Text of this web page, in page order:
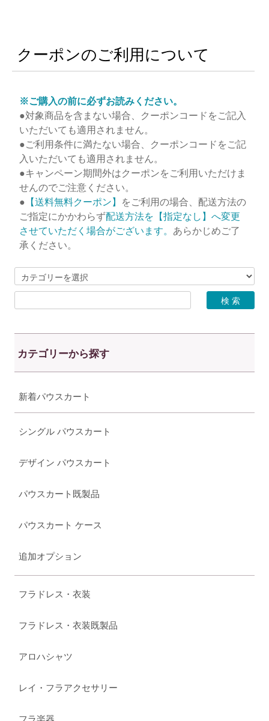
クーポンのご利用について
※ご購入の前に必ずお読みください。
●対象商品を含まない場合、クーポンコードをご記入
いただいても適用されません。
●ご利用条件に満たない場合、クーポンコードをご記
入いただいても適用されません。
●キャンペーン期間外はクーポンをご利用いただけま
せんのでご注意ください。
● 【送料無料クーポン】
をご利用の場合、配送方法の
ご指定にかかわらず配送方法を【指定なし】へ変更
させていただく場合がございます。 あらかじめご了
承ください。
カテゴリーから探す
新着パウスカート
シングル パウスカート
デザイン パウスカート
パウスカート既製品
パウスカート ケース
追加オプション
フラドレス・衣装
フラドレス・衣装既製品
アロハシャツ
レイ・フラアクセサリー
フラ楽器